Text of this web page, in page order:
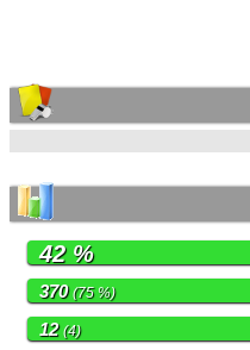
42 %
370(75 %)
12(4)